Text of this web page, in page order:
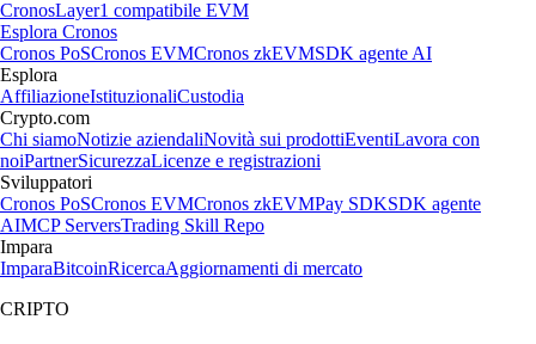
CronosLayer1 compatibile EVM
Esplora Cronos
Cronos PoSCronos EVMCronos zkEVMSDK agente AI
Esplora
AffiliazioneIstituzionaliCustodia
Crypto.com
Chi siamoNotizie aziendaliNovità sui prodottiEventiLavora con
noiPartnerSicurezzaLicenze e registrazioni
Sviluppatori
Cronos PoSCronos EVMCronos zkEVMPay SDKSDK agente
AIMCP ServersTrading Skill Repo
Impara
ImparaBitcoinRicercaAggiornamenti di mercato
CRIPTO